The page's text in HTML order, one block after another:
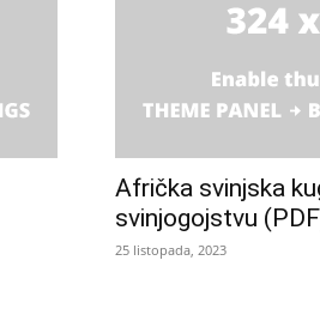
Afrička svinjska
svinjogojstvu
25 listopada, 2023